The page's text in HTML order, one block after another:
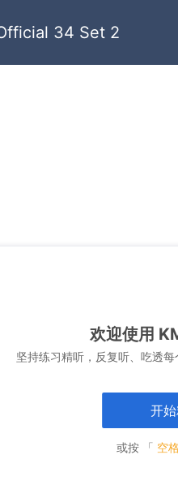
34 Set 2
欢迎使用
坚持练习精听，反复听、吃透
开
或按 「 空